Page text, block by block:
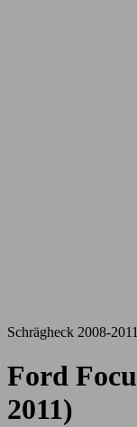
Schrägheck 2008-2011
Ford
2011)